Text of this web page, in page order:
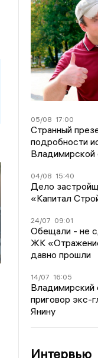
05/08 17:00
Странный
подробности
Владимирской
04/08 15:40
Дело
«Капитал
24/07 09:01
Обещали - не
ЖК
давно прошли
14/07 16:05
Владимирский
приговор экс-
Янину
Интервью